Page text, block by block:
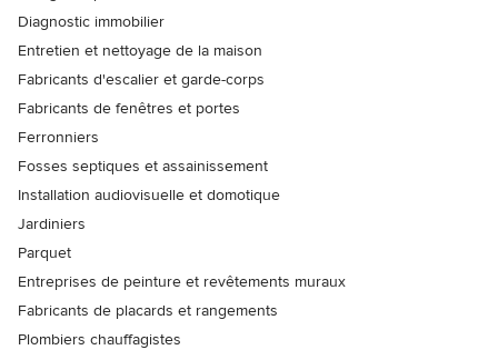
Diagnostic immobilier
Entretien et nettoyage de la maison
Fabricants d'escalier et garde-corps
Fabricants de fenêtres et portes
Ferronniers
Fosses septiques et assainissement
Installation audiovisuelle et domotique
Jardiniers
Parquet
Entreprises de peinture et revêtements muraux
Fabricants de placards et rangements
Plombiers chauffagistes